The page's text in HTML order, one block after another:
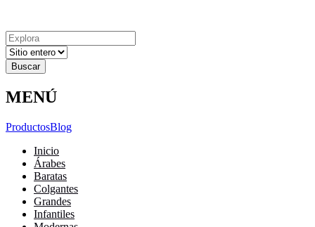
Resultados
para
MENÚ
ProductosBlog
Inicio
Árabes
Baratas
Colgantes
Grandes
Infantiles